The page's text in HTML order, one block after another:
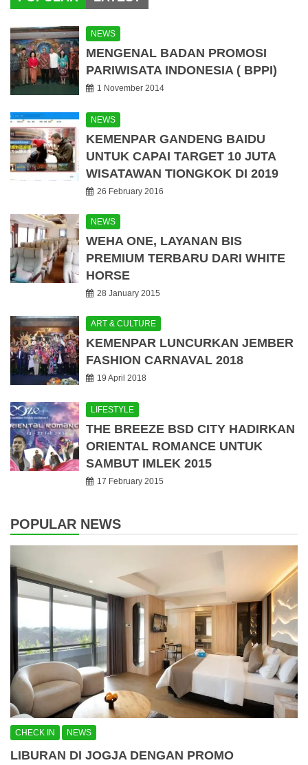
NEWS
MENGENAL BADAN PROMOSI
PARIWISATA INDONESIA ( BPPI)
1 November 2014
NEWS
KEMENPAR GANDENG BAIDU
UNTUK CAPAI TARGET 10 JUTA
WISATAWAN TIONGKOK DI 2019
26 February 2016
NEWS
WEHA ONE, LAYANAN BIS
PREMIUM TERBARU DARI WHITE
HORSE
28 January 2015
ART & CULTURE
KEMENPAR LUNCURKAN JEMBER
FASHION CARNAVAL 2018
19 April 2018
LIFESTYLE
THE BREEZE BSD CITY HADIRKAN
ORIENTAL ROMANCE UNTUK
SAMBUT IMLEK 2015
17 February 2015
POPULAR NEWS
CHECK IN NEWS
LIBURAN DI JOGJA DENGAN PROMO